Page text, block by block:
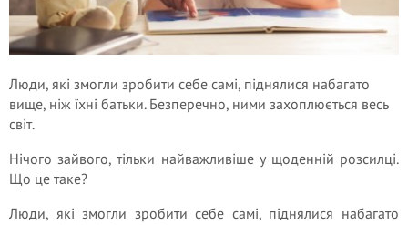
Люди, які змогли зробити себе самі, піднялися набагато
вище, ніж їхні батьки. Безперечно, ними захоплюється весь
світ.
Нічого зайвого, тільки найважливіше у щоденній розсилці.
Що це таке?
Люди, які змогли зробити себе самі, піднялися набагато